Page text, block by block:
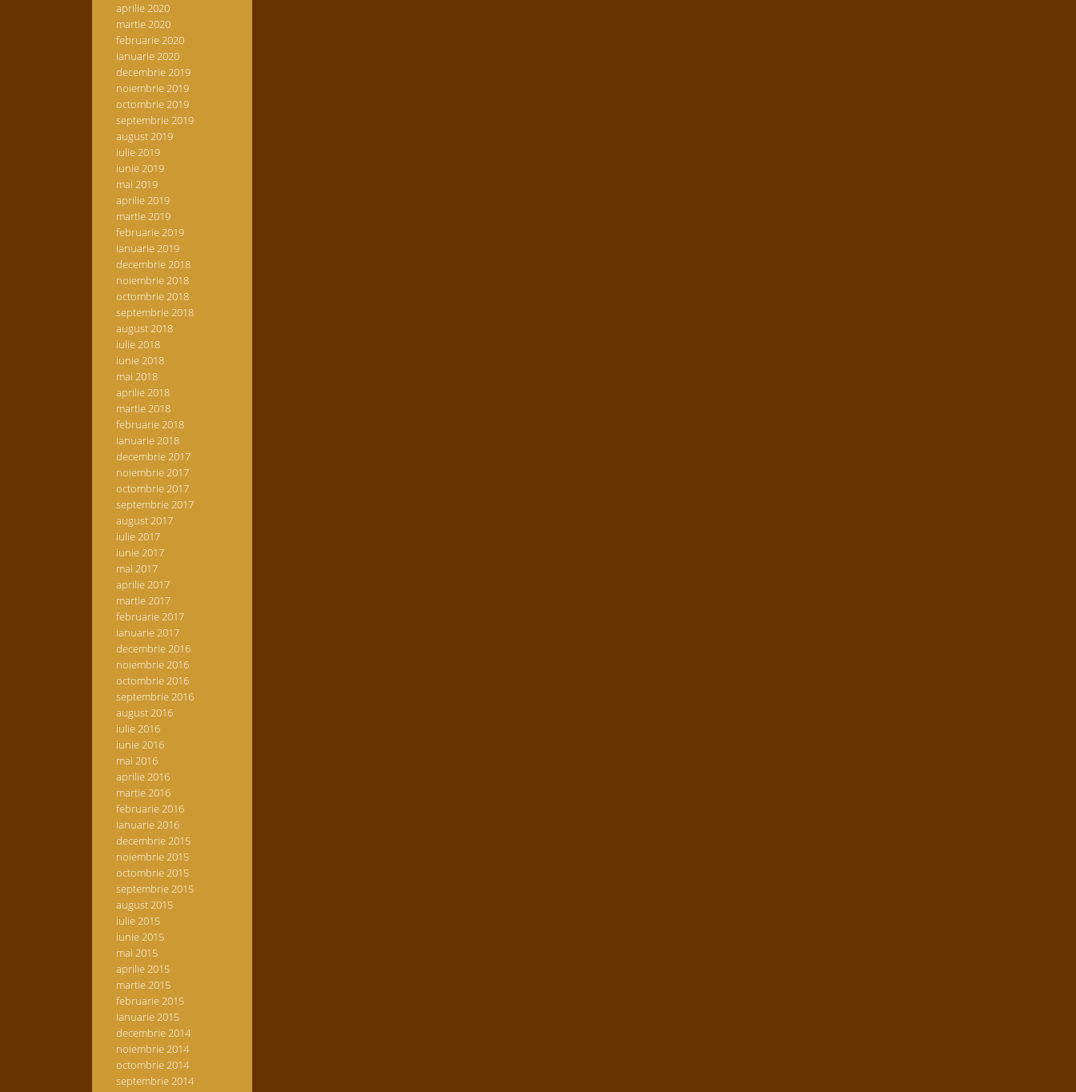
aprilie 2020
martie 2020
februarie 2020
ianuarie 2020
decembrie 2019
noiembrie 2019
octombrie 2019
septembrie 2019
august 2019
iulie 2019
iunie 2019
mai 2019
aprilie 2019
martie 2019
februarie 2019
ianuarie 2019
decembrie 2018
noiembrie 2018
octombrie 2018
septembrie 2018
august 2018
iulie 2018
iunie 2018
mai 2018
aprilie 2018
martie 2018
februarie 2018
ianuarie 2018
decembrie 2017
noiembrie 2017
octombrie 2017
septembrie 2017
august 2017
iulie 2017
iunie 2017
mai 2017
aprilie 2017
martie 2017
februarie 2017
ianuarie 2017
decembrie 2016
noiembrie 2016
octombrie 2016
septembrie 2016
august 2016
iulie 2016
iunie 2016
mai 2016
aprilie 2016
martie 2016
februarie 2016
ianuarie 2016
decembrie 2015
noiembrie 2015
octombrie 2015
septembrie 2015
august 2015
iulie 2015
iunie 2015
mai 2015
aprilie 2015
martie 2015
februarie 2015
ianuarie 2015
decembrie 2014
noiembrie 2014
octombrie 2014
septembrie 2014